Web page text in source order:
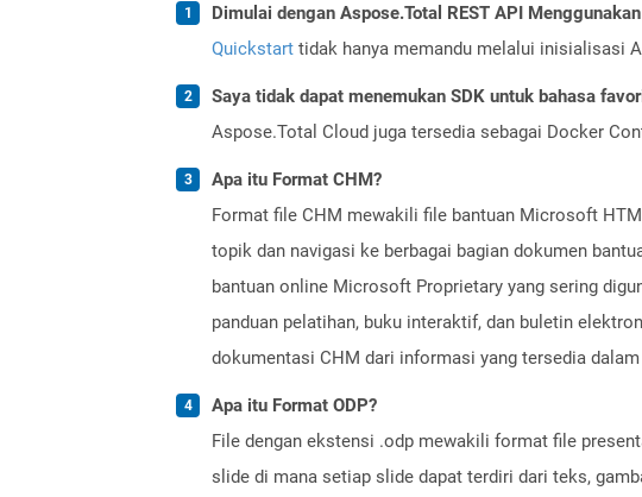
Dimulai dengan Aspose.Total REST API
Quickstart tidak hanya memandu melalui inisialisasi
Saya tidak dapat menemukan SDK untuk bahasa
Aspose.Total Cloud juga tersedia sebagai Docker
Apa itu Format CHM?
Format file CHM mewakili file bantuan Microsoft
topik dan navigasi ke berbagai bagian dokumen
bantuan online Microsoft Proprietary yang sering
panduan pelatihan, buku interaktif, dan buletin
dokumentasi CHM dari informasi yang tersedia
Apa itu Format ODP?
File dengan ekstensi .odp mewakili format file
slide di mana setiap slide dapat terdiri dari teks,